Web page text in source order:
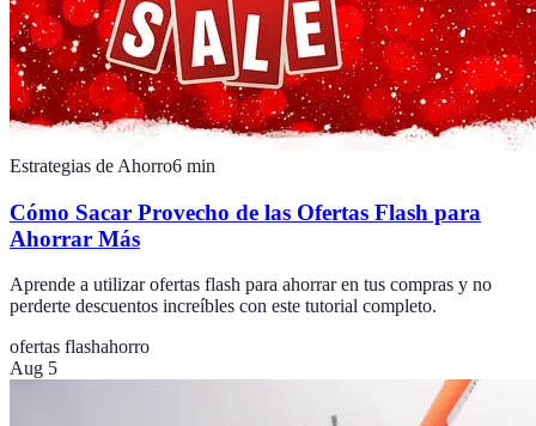
Estrategias de Ahorro6 min
Cómo Sacar Provecho de las Ofertas Flash para
Ahorrar Más
Aprende a utilizar ofertas flash para ahorrar en tus compras y no
perderte descuentos increíbles con este tutorial completo.
ofertas flashahorro
Aug 5